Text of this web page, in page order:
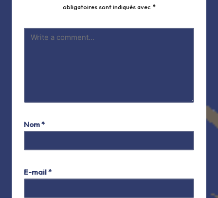
obligatoires sont indiqués avec *
Nom*
E-mail*
lt